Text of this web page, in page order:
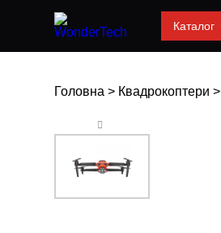
Каталог
Головна > Квадрокоптери >